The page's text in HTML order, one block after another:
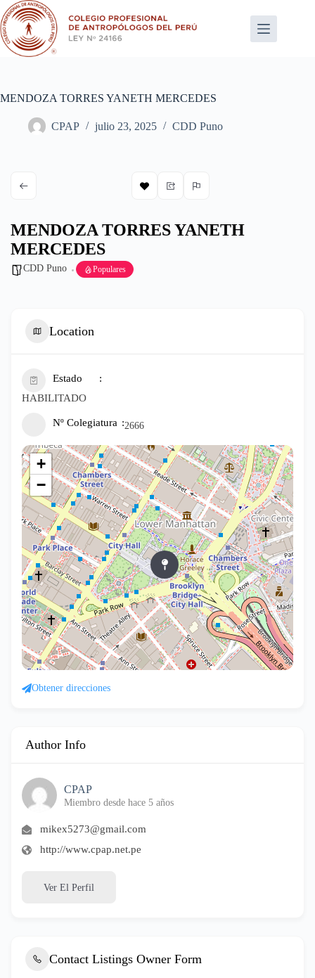
Saltar
al
contenido
MENDOZA TORRES YANETH MERCEDES
CPAP julio 23, 2025 CDD Puno
MENDOZA TORRES YANETH
MERCEDES
CDD Puno Populares
Location
Estado
HABILITADO
Nº Colegiatura 2666
+
−
Obtener direcciones
Author Info
CPAP
Miembro desde hace 5 años
mikex5273@gmail.com
http://www.cpap.net.pe
Ver El Perfil
Contact Listings Owner Form